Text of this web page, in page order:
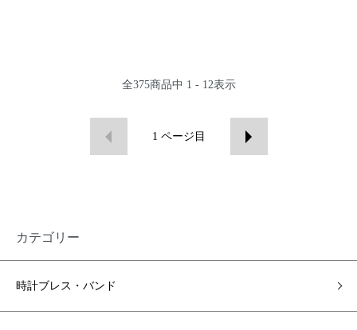
全375商品中 1 - 12表示
1 ページ目
カテゴリー
時計ブレス・バンド